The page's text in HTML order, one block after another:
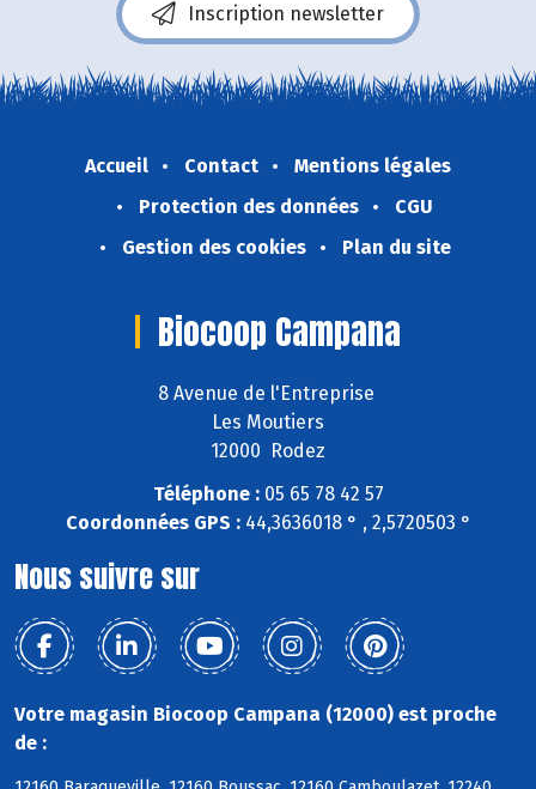
Inscription newsletter
Accueil Contact
Mentions légales
Protection des données
CGU
Gestion des cookies
Plan du site
Biocoop Campana
8 Avenue de l'Entreprise
Les Moutiers
12000 Rodez
Téléphone :05 65 78 42 57
Coordonnées GPS :44,3636018 ° , 2,5720503 °
Nous suivre sur
Votre magasin Biocoop Campana (12000) est proche
de :